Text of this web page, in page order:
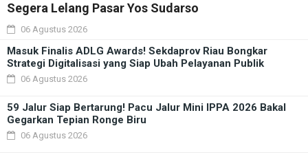
Segera Lelang Pasar Yos Sudarso
06 Agustus 2026
Masuk Finalis ADLG Awards! Sekdaprov Riau Bongkar
Strategi Digitalisasi yang Siap Ubah Pelayanan Publik
06 Agustus 2026
59 Jalur Siap Bertarung! Pacu Jalur Mini IPPA 2026 Bakal
Gegarkan Tepian Ronge Biru
06 Agustus 2026